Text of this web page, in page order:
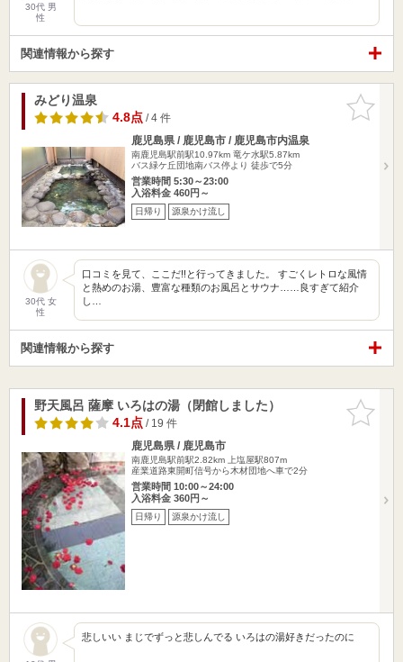
30代 男
性
関連情報から探す
お気に入
りに追加
みどり温泉
4.8点/ 4 件
鹿児島県 / 鹿児島市 / 鹿児島市内温泉
南鹿児島駅前駅10.97km 竜ケ水駅5.87km
バス緑ケ丘団地南バス停より 徒歩で5分
営業時間 5:30～23:00
入浴料金 460円～
日帰り 源泉かけ流し
30代 女
性
口コミを見て、ここだ!!と行ってきました。 すごくレトロな風情
と熱めのお湯、豊富な種類のお風呂とサウナ……良すぎて紹介
し…
関連情報から探す
お気に入
りに追加
野天風呂 薩摩 いろはの湯（閉館しました）
4.1点/ 19 件
鹿児島県 / 鹿児島市
南鹿児島駅前駅2.82km
上塩屋駅807m
産業道路東開町信号から木材団地へ車で2分
営業時間 10:00～24:00
入浴料金 360円～
日帰り 源泉かけ流し
悲しいい まじでずっと悲しんでる いろはの湯好きだったのに